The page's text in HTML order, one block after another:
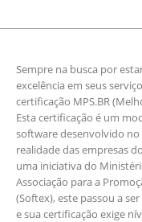
Sempre na busca por
excelência em seus
certificação MPS.BR
Esta certificação é um
software desenvolvido
realidade das empresas
uma iniciativa do
Associação para a
(Softex), este passou a
e sua certificação exige